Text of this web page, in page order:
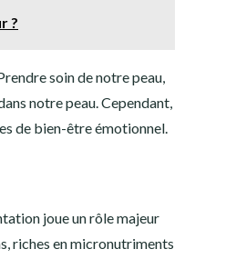
?
soin de notre peau,
notre peau. Cependant,
de bien-être émotionnel.
joue un rôle majeur
riches en micronutriments